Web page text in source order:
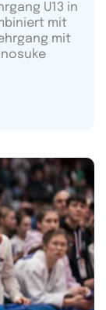
U13 in
mit
mit